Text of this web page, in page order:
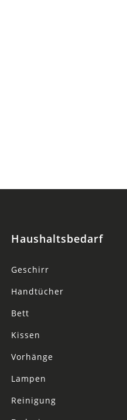
Haushaltsbedarf
Geschirr
Handtücher
Bett
Kissen
Vorhänge
Lampen
Reinigung